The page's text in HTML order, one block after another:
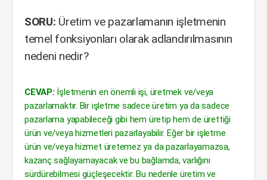
SORU: Üretim ve pazarlamanın işletmenin
temel fonksiyonları olarak adlandırılmasının
nedeni nedir?
CEVAP: İşletmenin en önemli işi, üretmek ve/veya
pazarlamaktır. Bir işletme sadece üretim ya da sadece
pazarlama yapabileceği gibi hem üretip hem de ürettiği
ürün ve/veya hizmetleri pazarlayabilir. Eğer bir işletme
ürün ve/veya hizmet üretemez ya da pazarlayamazsa,
kazanç sağlayamayacak ve bu bağlamda, varlığını
sürdürebilmesi güçleşecektir. Bu nedenle üretim ve